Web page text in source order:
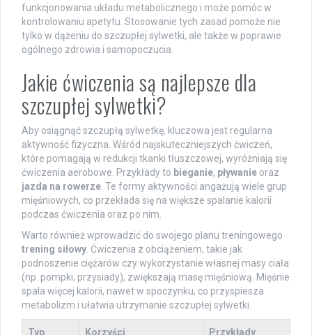
funkcjonowania układu metabolicznego i może pomóc w
kontrolowaniu apetytu. Stosowanie tych zasad pomoże nie
tylko w dążeniu do szczupłej sylwetki, ale także w poprawie
ogólnego zdrowia i samopoczucia.
Jakie ćwiczenia są najlepsze dla
szczupłej sylwetki?
Aby osiągnąć szczupłą sylwetkę, kluczowa jest regularna
aktywność fizyczna. Wśród najskuteczniejszych ćwiczeń,
które pomagają w redukcji tkanki tłuszczowej, wyróżniają się
ćwiczenia aerobowe. Przykłady to bieganie, pływanie oraz
jazda na rowerze . Te formy aktywności angażują wiele grup
mięśniowych, co przekłada się na większe spalanie kalorii
podczas ćwiczenia oraz po nim.
Warto również wprowadzić do swojego planu treningowego
trening siłowy . Ćwiczenia z obciążeniem, takie jak
podnoszenie ciężarów czy wykorzystanie własnej masy ciała
(np. pompki, przysiady), zwiększają masę mięśniową. Mięśnie
spala więcej kalorii, nawet w spoczynku, co przyspiesza
metabolizm i ułatwia utrzymanie szczupłej sylwetki.
Typ
Korzyści Przykłady